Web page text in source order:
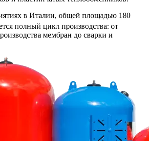
в Италии, общей площадью 180
полный цикл производства: от
мембран до сварки и